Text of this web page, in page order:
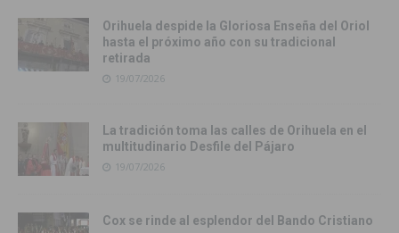
Orihuela despide la Gloriosa Enseña del Oriol
hasta el próximo año con su tradicional
retirada
19/07/2026
La tradición toma las calles de Orihuela en el
multitudinario Desfile del Pájaro
19/07/2026
Cox se rinde al esplendor del Bando Cristiano